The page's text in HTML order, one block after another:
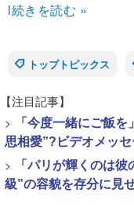
l続きを読む »
トップトピックス
【注目記事】
>
「今度一緒にご飯
思相愛”?ビデオメッセ
>
「パリが輝くのは
級”の容貌を存分に見